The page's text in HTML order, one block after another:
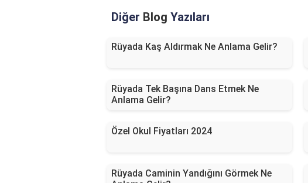
Diğer Blog Yazıları
Rüyada Kaş Aldırmak Ne Anlama Gelir?
Rüyada Tek Başına Dans Etmek Ne
Anlama Gelir?
Özel Okul Fiyatları 2024
Rüyada Caminin Yandığını Görmek Ne